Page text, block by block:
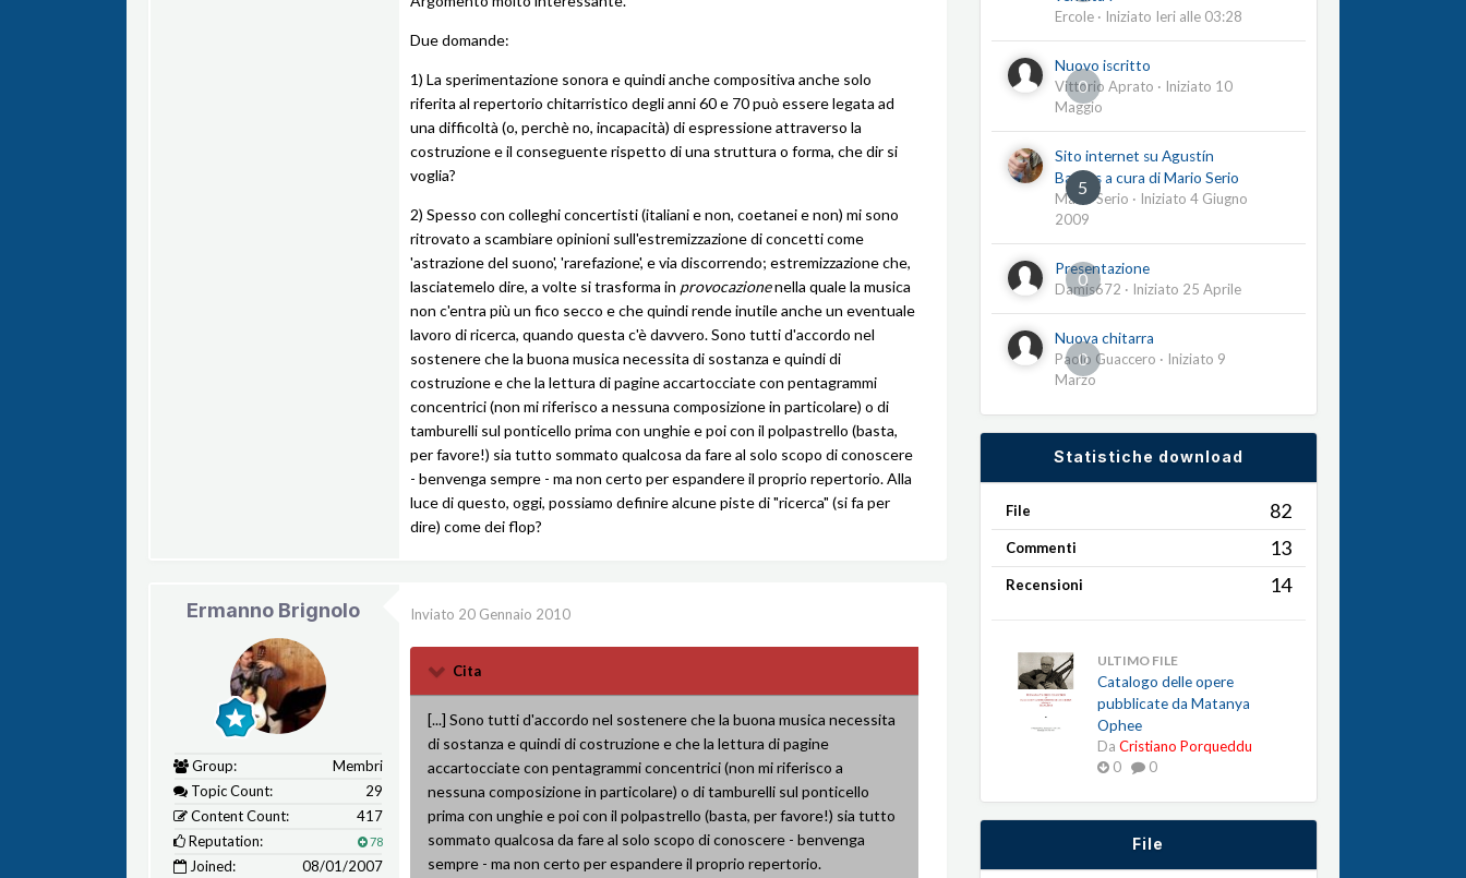
Due domande:
1) La sperimentazione sonora e quindi anche compositiva anche solo
riferita al repertorio chitarristico degli anni 60 e 70 può essere legata ad
una difficoltà (o, perchè no, incapacità) di espressione attraverso la
costruzione e il conseguente rispetto di una struttura o forma, che dir si
voglia?
2) Spesso con colleghi concertisti (italiani e non, coetanei e non) mi sono
ritrovato a scambiare opinioni sull'estremizzazione di concetti come
'astrazione del suono', 'rarefazione', e via discorrendo; estremizzazione che,
lasciatemelo dire, a volte si trasforma in provocazionenella quale la musica
non c'entra più un fico secco e che quindi rende inutile anche un eventuale
lavoro di ricerca, quando questa c'è davvero. Sono tutti d'accordo nel
sostenere che la buona musica necessita di sostanza e quindi di
costruzione e che la lettura di pagine accartocciate con pentagrammi
concentrici (non mi riferisco a nessuna composizione in particolare) o di
tamburelli sul ponticello prima con unghie e poi con il polpastrello (basta,
per favore!) sia tutto sommato qualcosa da fare al solo scopo di conoscere
- benvenga sempre - ma non certo per espandere il proprio repertorio. Alla
luce di questo, oggi, possiamo definire alcune piste di "ricerca" (si fa per
dire) come dei flop?
Ermanno Brignolo
Group:
Membri
Topic Count:
29
Content Count:
417
Reputation:
78
Joined:
08/01/2007
Inviato 20 Gennaio 2010
Cita
[...] Sono tutti d'accordo nel sostenere che la buona musica necessita
di sostanza e quindi di costruzione e che la lettura di pagine
accartocciate con pentagrammi concentrici (non mi riferisco a
nessuna composizione in particolare) o di tamburelli sul ponticello
prima con unghie e poi con il polpastrello (basta, per favore!) sia tutto
sommato qualcosa da fare al solo scopo di conoscere - benvenga
sempre - ma non certo per espandere il proprio repertorio.
Ercole· Iniziato Ieri alle 03:28
0
Nuovo iscritto
Vittorio Aprato · Iniziato 10
Maggio
5
Sito internet su Agustín
Barrios a cura di Mario Serio
Mario Serio · Iniziato 4 Giugno
2009
0
Presentazione
Damis672 · Iniziato 25 Aprile
0
Nuova chitarra
Paolo Guaccero · Iniziato 9
Marzo
Statistiche download
File 82
Commenti 13
Recensioni 14
ULTIMO FILE
Catalogo delle opere
pubblicate da Matanya
Ophee
Da Cristiano Porqueddu
0
0
File